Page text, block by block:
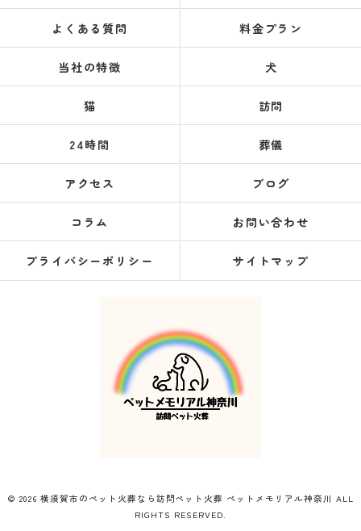
よくある質問 料金プラン
当社の特徴 犬
猫 訪問
24時間 葬儀
アクセス ブログ
コラム お問い合わせ
プライバシーポリシー サイトマップ
© 2026 横須賀市のペット火葬なら訪問ペット火葬 ペットメモリアル神奈川 ALL
RIGHTS RESERVED.